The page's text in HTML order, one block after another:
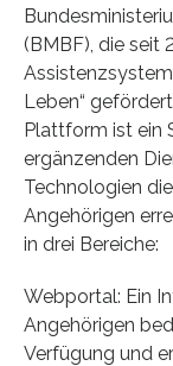
(BMBF), die seit
Leben“
Plattform ist ein
ergänzenden
Technologien
Angehörigen
in drei Bereiche:
Webportal: Ein
Angehörigen
Verfügung und